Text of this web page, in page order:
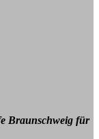
Braunschweig für